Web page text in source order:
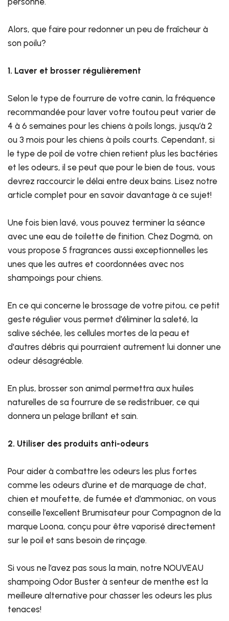
Alors, que faire pour redonner un peu de fraîcheur à
son poilu?
1. Laver et brosser régulièrement
Selon le type de fourrure de votre canin, la fréquence
recommandée pour laver votre toutou peut varier de
4 à 6 semaines pour les chiens à poils longs, jusqu’à 2
ou 3 mois pour les chiens à poils courts. Cependant, si
le type de poil de votre chien retient plus les bactéries
et les odeurs, il se peut que pour le bien de tous, vous
devrez raccourcir le délai entre deux bains. Lisez notre
article complet pour en savoir davantage à ce sujet!
Une fois bien lavé, vous pouvez terminer la séance
avec une eau de toilette de finition. Chez Dogmä, on
vous propose 5 fragrances aussi exceptionnelles les
unes que les autres et coordonnées avec nos
shampoings pour chiens.
En ce qui concerne le brossage de votre pitou, ce petit
geste régulier vous permet d’éliminer la saleté, la
salive séchée, les cellules mortes de la peau et
d'autres débris qui pourraient autrement lui donner une
odeur désagréable.
En plus, brosser son animal permettra aux huiles
naturelles de sa fourrure de se redistribuer, ce qui
donnera un pelage brillant et sain.
2. Utiliser des produits anti-odeurs
Pour aider à combattre les odeurs les plus fortes
comme les odeurs d’urine et de marquage de chat,
chien et moufette, de fumée et d’ammoniac, on vous
conseille l’excellent Brumisateur pour Compagnon de la
marque Loona, conçu pour être vaporisé directement
sur le poil et sans besoin de rinçage.
Si vous ne l’avez pas sous la main, notre NOUVEAU
shampoing Odor Buster à senteur de menthe est la
meilleure alternative pour chasser les odeurs les plus
tenaces!